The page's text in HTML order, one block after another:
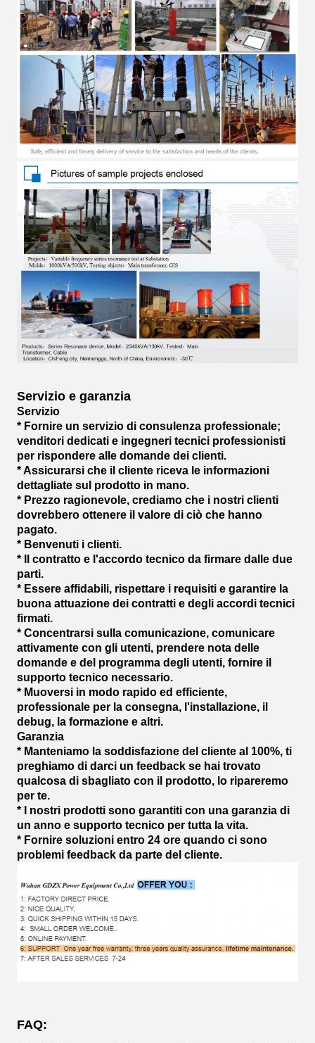
Servizio e garanzia
Servizio
* Fornire un servizio di consulenza professionale;
venditori dedicati e ingegneri tecnici professionisti
per rispondere alle domande dei clienti.
* Assicurarsi che il cliente riceva le informazioni
dettagliate sul prodotto in mano.
* Prezzo ragionevole, crediamo che i nostri clienti
dovrebbero ottenere il valore di ciò che hanno
pagato.
* Benvenuti i clienti.
* Il contratto e l'accordo tecnico da firmare dalle due
parti.
* Essere affidabili, rispettare i requisiti e garantire la
buona attuazione dei contratti e degli accordi tecnici
firmati.
* Concentrarsi sulla comunicazione, comunicare
attivamente con gli utenti, prendere nota delle
domande e del programma degli utenti, fornire il
supporto tecnico necessario.
* Muoversi in modo rapido ed efficiente,
professionale per la consegna, l'installazione, il
debug, la formazione e altri.
Garanzia
* Manteniamo la soddisfazione del cliente al 100%, ti
preghiamo di darci un feedback se hai trovato
qualcosa di sbagliato con il prodotto, lo ripareremo
per te.
* I nostri prodotti sono garantiti con una garanzia di
un anno e supporto tecnico per tutta la vita.
* Fornire soluzioni entro 24 ore quando ci sono
problemi feedback da parte del cliente.
FAQ: